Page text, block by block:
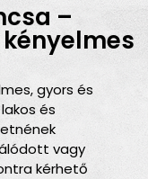
–
gyors és
és
vagy
kérhető